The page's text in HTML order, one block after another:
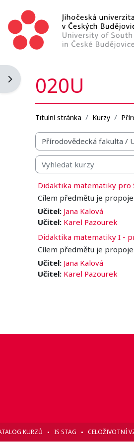
Otevřít panel bloku
020U
Titulní stránka Kurzy
Organizační struktura kurzů
Vyhledat kurzy
Didaktika matematiky pro
Cílem předmětu je
Učitel: Jana Kalová
Učitel: Karel Pazourek
Didaktika matematiky I -
Cílem předmětu je
Učitel: Jana Kalová
Učitel: Karel Pazourek
KURZŮ IS STAG CELOŽIVOTNÍ